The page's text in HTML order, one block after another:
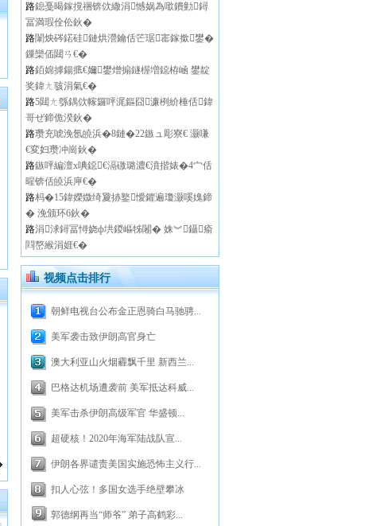
路鎴戞暍鎵撹祵锛佽繖涓憾娲為噷鐨勭鐞
冨満瑕佺伀鈥�
路闈炴硶鍩硅鏈烘瀯鑰佸笀琚寚鎵撳鐢�
鏁欒偛閮ㄢ€�
路銆婂摢鍚掋€嬭鐢熷搧鐩楃増鐚栫崡 鐢靛
奖鍏ㄤ骇涓氣€�
路5閮ㄤ綔鍝佽幏鑼呯浘鏂囧濂栵紒棰佸鍏
哥ぜ鍗佹湀鈥�
路瓒充唬浼氬皢浜�8鏈�22鏃ュ彫寮€ 灏嗛
€変妇瓒冲崗鈥�
路鏃呯編澶х唺鐚€滆礉璐濃€濆揩婊�4宀佸
暒锛佸皢浜庘€�
路杩�15鍏嬫媺绮夐捇鐜懓鑺遍瓊灏嗘媿鍗
� 浼颁环6鈥�
路涓浗鐞冨憳娆ф垬鍐嶇牬闂� 姝︾鑷瘉
閰嶅緱涓娾€�
视频点击排行
朝鲜电视台公布金正恩骑白马驰骋...
美军袭击致伊朗高官身亡
澳大利亚山火烟霾飘千里 新西兰...
巴格达机场遭袭前 美军抵达科威...
美军击杀伊朗高级军官 华盛顿...
超硬核！2020年海军陆战队宣...
伊朗各界谴责美国实施恐怖主义行...
扣人心弦！多国女选手绝壁攀冰
郭德纲再当“师爷” 弟子高鹤彩...